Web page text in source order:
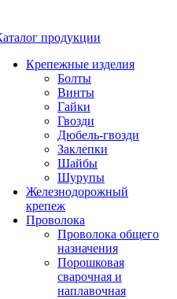
продукции
Крепежные изделия
Болты
Винты
Гайки
Гвозди
Дюбель-гвозди
Заклепки
Шайбы
Шурупы
Железнодорожный
крепеж
Проволока
Проволока общего
назначения
Порошковая
сварочная и
наплавочная